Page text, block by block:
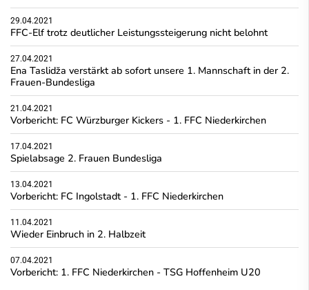
29.04.2021
FFC-Elf trotz deutlicher Leistungssteigerung nicht belohnt
27.04.2021
Ena Taslidža verstärkt ab sofort unsere 1. Mannschaft in der 2.
Frauen-Bundesliga
21.04.2021
Vorbericht: FC Würzburger Kickers - 1. FFC Niederkirchen
17.04.2021
Spielabsage 2. Frauen Bundesliga
13.04.2021
Vorbericht: FC Ingolstadt - 1. FFC Niederkirchen
11.04.2021
Wieder Einbruch in 2. Halbzeit
07.04.2021
Vorbericht: 1. FFC Niederkirchen - TSG Hoffenheim U20